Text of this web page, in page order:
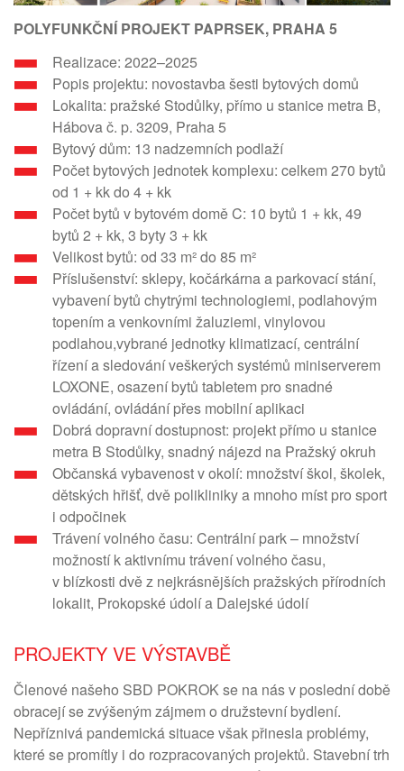
POLYFUNKČNÍ PROJEKT PAPRSEK, PRAHA 5
Realizace: 2022–2025
Popis projektu: novostavba šesti bytových domů
Lokalita: pražské Stodůlky, přímo u stanice metra B,
Hábova č. p. 3209, Praha 5
Bytový dům: 13 nadzemních podlaží
Počet bytových jednotek komplexu: celkem 270 bytů
od 1 + kk do 4 + kk
Počet bytů v bytovém domě C: 10 bytů 1 + kk, 49
bytů 2 + kk, 3 byty 3 + kk
Velikost bytů: od 33 m² do 85 m²
Příslušenství: sklepy, kočárkárna a parkovací stání,
vybavení bytů chytrými technologiemi, podlahovým
topením a venkovními žaluziemi, vinylovou
podlahou,vybrané jednotky klimatizací, centrální
řízení a sledování veškerých systémů miniserverem
LOXONE, osazení bytů tabletem pro snadné
ovládání, ovládání přes mobilní aplikaci
Dobrá dopravní dostupnost: projekt přímo u stanice
metra B Stodůlky, snadný nájezd na Pražský okruh
Občanská vybavenost v okolí: množství škol, školek,
dětských hřišť, dvě polikliniky a mnoho míst pro sport
i odpočinek
Trávení volného času: Centrální park – množství
možností k aktivnímu trávení volného času,
v blízkosti dvě z nejkrásnějších pražských přírodních
lokalit, Prokopské údolí a Dalejské údolí
PROJEKTY VE VÝSTAVBĚ
Členové našeho SBD POKROK se na nás v poslední době
obracejí se zvýšeným zájmem o družstevní bydlení.
Nepříznivá pandemická situace však přinesla problémy,
které se promítly i do rozpracovaných projektů. Stavební trh